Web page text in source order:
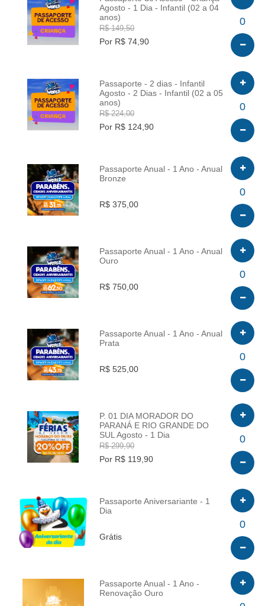
INFO
Agosto - 1 Dia - Infantil (02 a 04
anos)
R$ 149,50
Por R$ 74,90
0
INFO
Passaporte - 2 dias - Infantil
Agosto - 2 Dias - Infantil (02 a 05
anos)
R$ 224,00
Por R$ 124,90
0
INFO
Passaporte Anual - 1 Ano - Anual
Bronze
R$ 375,00
0
INFO
Passaporte Anual - 1 Ano - Anual
Ouro
R$ 750,00
0
INFO
Passaporte Anual - 1 Ano - Anual
Prata
R$ 525,00
0
INFO
P. 01 DIA MORADOR DO
PARANÁ E RIO GRANDE DO
SUL Agosto - 1 Dia
R$ 299,90
Por R$ 119,90
0
INFO
Passaporte Aniversariante - 1
Dia
Grátis
0
Passaporte Anual - 1 Ano -
Renovação Ouro